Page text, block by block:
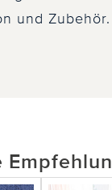
und Zubehör.